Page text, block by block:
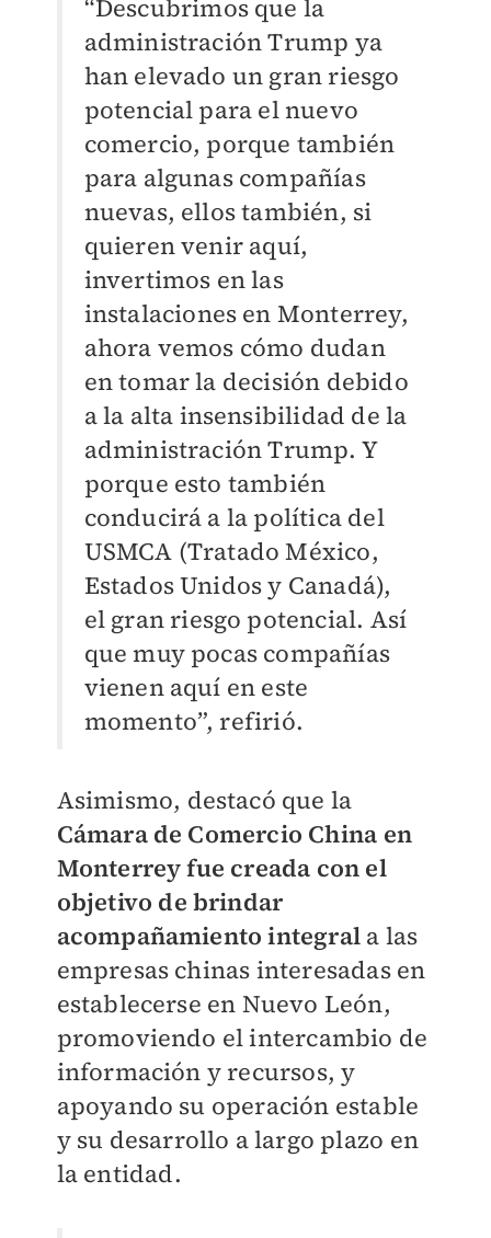
“Descubrimos que la
administración Trump ya
han elevado un gran riesgo
potencial para el nuevo
comercio, porque también
para algunas compañías
nuevas, ellos también, si
quieren venir aquí,
invertimos en las
instalaciones en Monterrey,
ahora vemos cómo dudan
en tomar la decisión debido
a la alta insensibilidad de la
administración Trump. Y
porque esto también
conducirá a la política del
USMCA (Tratado México,
Estados Unidos y Canadá),
el gran riesgo potencial. Así
que muy pocas compañías
vienen aquí en este
momento”, refirió.
Asimismo, destacó que la
Cámara de Comercio China en
Monterrey fue creada con el
objetivo de brindar
acompañamiento integral a las
empresas chinas interesadas en
establecerse en Nuevo León,
promoviendo el intercambio de
información y recursos, y
apoyando su operación estable
y su desarrollo a largo plazo en
la entidad.